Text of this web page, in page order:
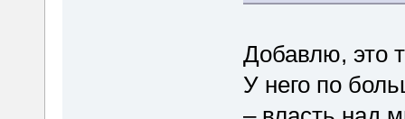
Добавлю, это
У него по